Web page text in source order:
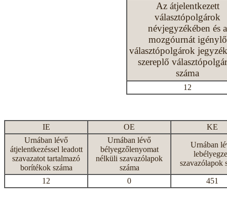
Az átjelentkezett
választópolgárok
névjegyzékében és a
mozgóurnát igénylő
választópolgárok
szereplő
száma
12
IE OE
KE
Urnában lévő
átjelentkezéssel leadott
szavazatot tartalmazó
borítékok száma
Urnában lévő
bélyegzőlenyomat
nélküli szavazólapok
száma
Urnában
szavazólapok
12 0 451